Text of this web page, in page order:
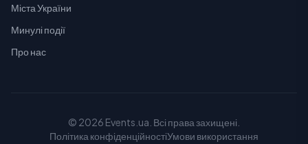
Міста України
Минулі події
Про нас
© 2026 Events.ua. Всі права захищені.
Політика конфіденційностіУмови використання